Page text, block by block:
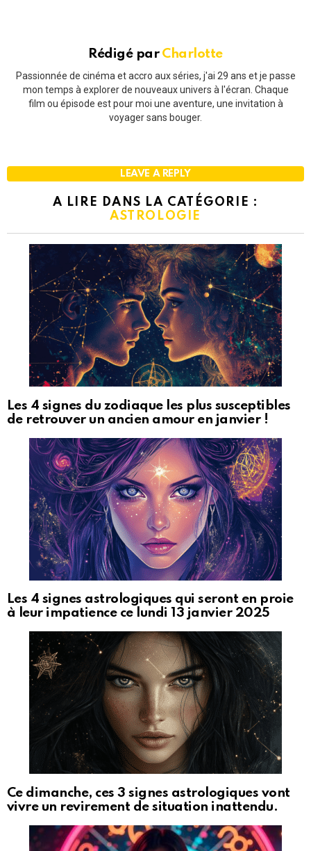
Rédigé par Charlotte
Passionnée de cinéma et accro aux séries, j'ai 29 ans et je passe
mon temps à explorer de nouveaux univers à l'écran. Chaque
film ou épisode est pour moi une aventure, une invitation à
voyager sans bouger.
LEAVE A REPLY
A LIRE DANS LA CATÉGORIE :
ASTROLOGIE
Les 4 signes du zodiaque les plus susceptibles
de retrouver un ancien amour en janvier !
Les 4 signes astrologiques qui seront en proie
à leur impatience ce lundi 13 janvier 2025
Ce dimanche, ces 3 signes astrologiques vont
vivre un revirement de situation inattendu.